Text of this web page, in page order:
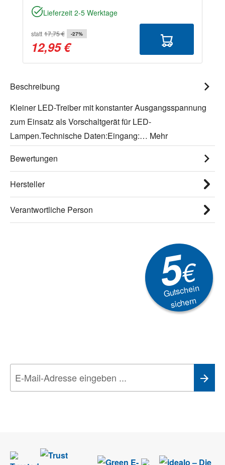
Lieferzeit 2-5 Werktage
statt 17,75 € -27%
12,95 €
Beschreibung
Kleiner LED-Treiber mit konstanter Ausgangsspannung
zum Einsatz als Vorschaltgerät für LED-
Lampen.Technische Daten:Eingang:… Mehr
Bewertungen
Hersteller
Verantwortliche Person
5€
Gutschein
sichern